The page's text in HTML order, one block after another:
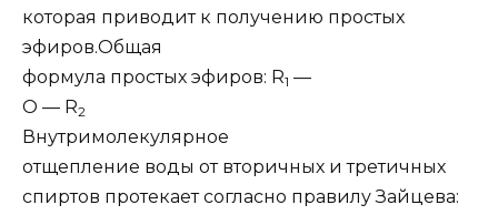
которая приводит к получению простых
эфиров.Общая
формула простых эфиров: R1 —
O — R2
Внутримолекулярное
отщепление воды от вторичных и третичных
спиртов протекает согласно правилу Зайцева: